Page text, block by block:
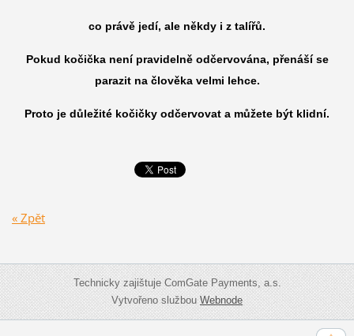
co právě jedí, ale někdy i z talířů.
Pokud kočička není pravidelně odčervována, přenáší se
parazit na člověka velmi lehce.
Proto je důležité kočičky odčervovat a můžete být klidní.
« Zpět
Technicky zajištuje ComGate Payments, a.s.
Vytvořeno službouWebnode